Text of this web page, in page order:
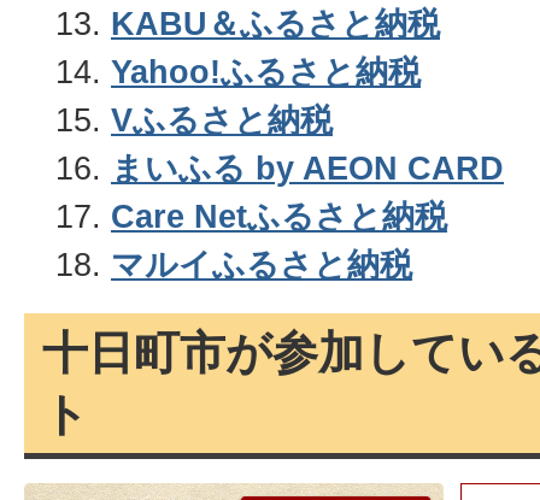
KABU＆ふるさと納税
Yahoo!ふるさと納税
Vふるさと納税
まいふる by AEON CARD
Care Netふるさと納税
マルイふるさと納税
十日町市が参加してい
ト